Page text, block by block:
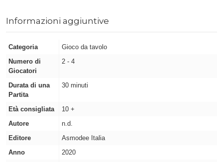
Informazioni aggiuntive
Categoria
Gioco da tavolo
Numero di
Giocatori
2 - 4
Durata di una
Partita
30 minuti
Età consigliata
10 +
Autore
n.d.
Editore
Asmodee Italia
Anno
2020